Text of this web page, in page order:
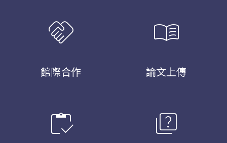
handshake
館際合作
menu_book
論文上傳
inventory quiz